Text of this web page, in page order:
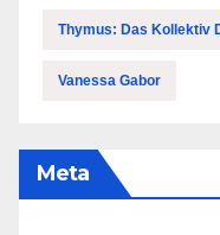
Thymus: Das Kollektiv
Vanessa Gabor
Meta